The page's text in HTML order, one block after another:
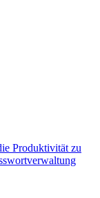
Produktivität zu